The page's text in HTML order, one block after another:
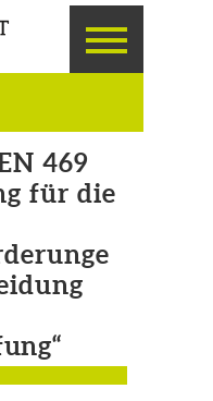
469
für die